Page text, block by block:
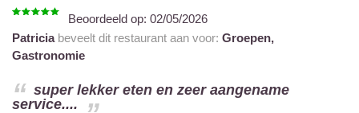
Beoordeeld op: 02/05/2026
Patriciabeveelt dit restaurant aan voor: Groepen,
Gastronomie
super lekker eten en zeer aangename
service....